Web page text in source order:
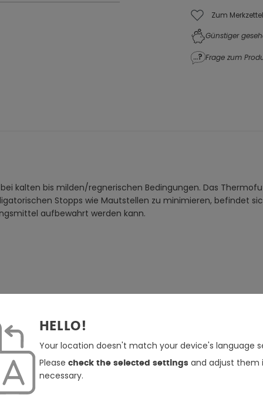
Zum
Günstiger
Frage zum
kalten bis milden/regnerischen Bedingungen. Das
Stopps wie Mautstellen zu minimieren, befindet
aufbewahrt werden kann.
A
enthalten)
HELLO!
Your location doesn't match your device's language
Please check the selected settingsand adjust them
necessary.